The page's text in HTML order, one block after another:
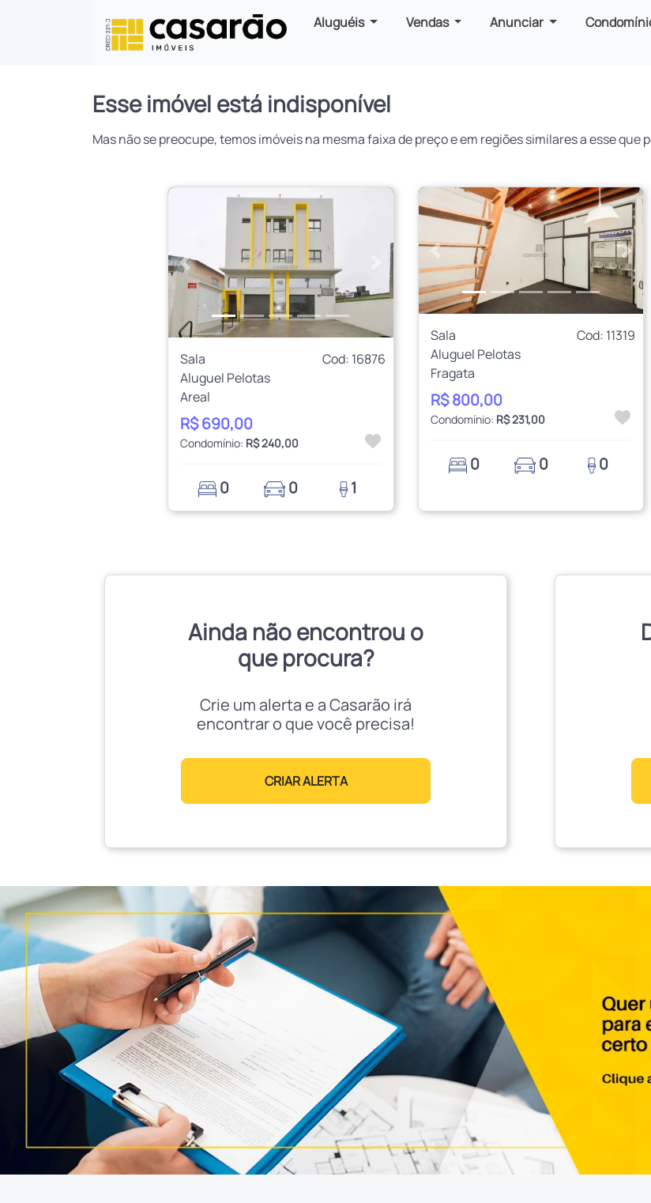
Aluguéis Vendas Anunciar
Esse imóvel está indisponível
Mas não se preocupe, temos imóveis na mesma faixa de preço e em regiões similares a esse que
Anterior Próximo
Sala
Cod: 16876
Aluguel Pelotas
Areal
R$ 690,00
Condomínio: R$ 240,00
0 0 1
Anterior
Sala
Cod: 11319
Aluguel Pelotas
Fragata
R$ 800,00
Condomínio: R$ 231,00
0 0 0
Ainda não encontrou o
que procura?
Crie um alerta e a Casarão irá
encontrar o que você precisa!
CRIAR ALERTA